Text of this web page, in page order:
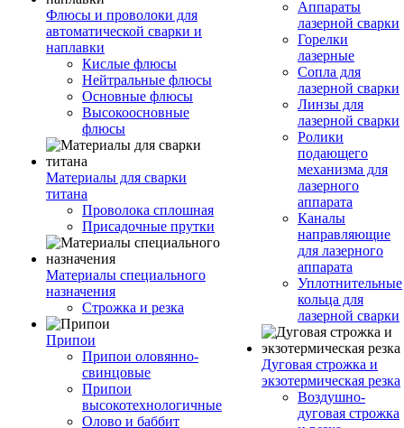
Флюсы и проволоки для
автоматической сварки и
наплавки
Кислые флюсы
Нейтральные флюсы
Основные флюсы
Высокоосновные
флюсы
Материалы для сварки
титана
Проволока сплошная
Присадочные прутки
Материалы специального
назначения
Строжка и резка
Припои
Припои оловянно-
свинцовые
Припои
высокотехнологичные
Олово и баббит
Аппараты
лазерной сварки
Горелки
лазерные
Сопла для
лазерной сварки
Линзы для
лазерной сварки
Ролики
подающего
механизма для
лазерного
аппарата
Каналы
направляющие
для лазерного
аппарата
Уплотнительные
кольца для
лазерной сварки
Дуговая строжка и
экзотермическая резка
Воздушно-
дуговая строжка